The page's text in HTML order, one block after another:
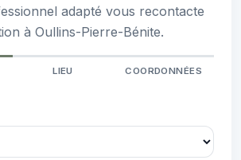
adapté vous recontacte
à Oullins-Pierre-Bénite.
LIEU COORDONNÉES